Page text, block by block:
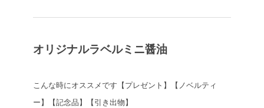
オリジナルラベルミニ醤油
こんな時にオススメです【プレゼント】【ノベルティ
ー】【記念品】【引き出物】